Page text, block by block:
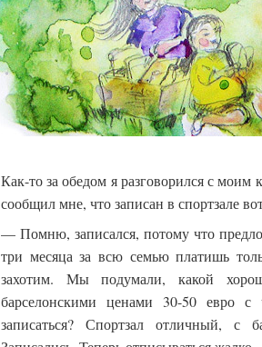
Как-то за обедом я разговорился с моим
сообщил мне, что записан в спортзале
— Помню, записался, потому что
три месяца за всю семью платишь
захотим. Мы подумали, какой
барселонскими ценами 30-50 евро
записаться? Спортзал отличный, с